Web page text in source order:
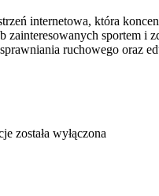
internetowa, która
zainteresowanych sportem
ruchowego oraz
została wyłączona